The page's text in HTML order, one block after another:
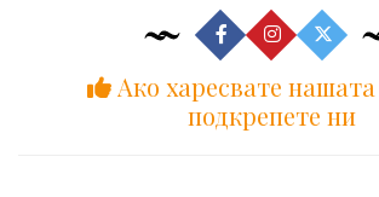
Ако харесвате
подкрепете ни